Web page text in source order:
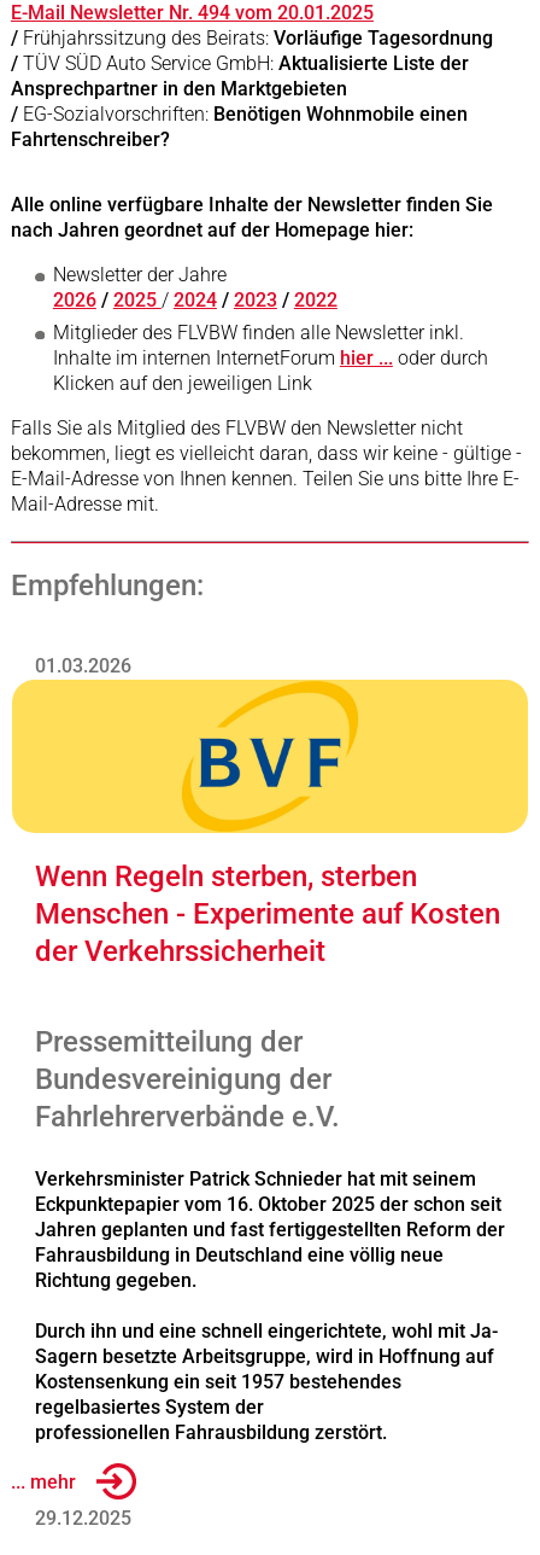
E-Mail Newsletter Nr. 494 vom 20.01.2025
/ Frühjahrssitzung des Beirats: Vorläufige Tagesordnung
/ TÜV SÜD Auto Service GmbH: Aktualisierte Liste der
Ansprechpartner in den Marktgebieten
/ EG-Sozialvorschriften:Benötigen Wohnmobile einen
Fahrtenschreiber?
Alle online verfügbare Inhalte der Newsletter finden Sie
nach Jahren geordnet auf der Homepage hier:
Newsletter der Jahre
2026/ 2025 / 2024 / 2023 / 2022
Mitglieder des FLVBW finden alle Newsletter inkl.
Inhalte im internen InternetForum hier ...oder durch
Klicken auf den jeweiligen Link
Falls Sie als Mitglied des FLVBW den Newsletter nicht
bekommen, liegt es vielleicht daran, dass wir keine - gültige -
E-Mail-Adresse von Ihnen kennen. Teilen Sie uns bitte Ihre E-
Mail-Adresse mit.
Empfehlungen:
01.03.2026
Wenn Regeln sterben, sterben
Menschen - Experimente auf Kosten
der Verkehrssicherheit
Pressemitteilung der
Bundesvereinigung der
Fahrlehrerverbände e.V.
Verkehrsminister Patrick Schnieder hat mit seinem
Eckpunktepapier vom 16. Oktober 2025 der schon seit
Jahren geplanten und fast fertiggestellten Reform der
Fahrausbildung in Deutschland eine völlig neue
Richtung gegeben.
Durch ihn und eine schnell eingerichtete, wohl mit Ja-
Sagern besetzte Arbeitsgruppe, wird in Hoffnung auf
Kostensenkung ein seit 1957 bestehendes
regelbasiertes System der
professionellen Fahrausbildung zerstört.
... mehr
29.12.2025